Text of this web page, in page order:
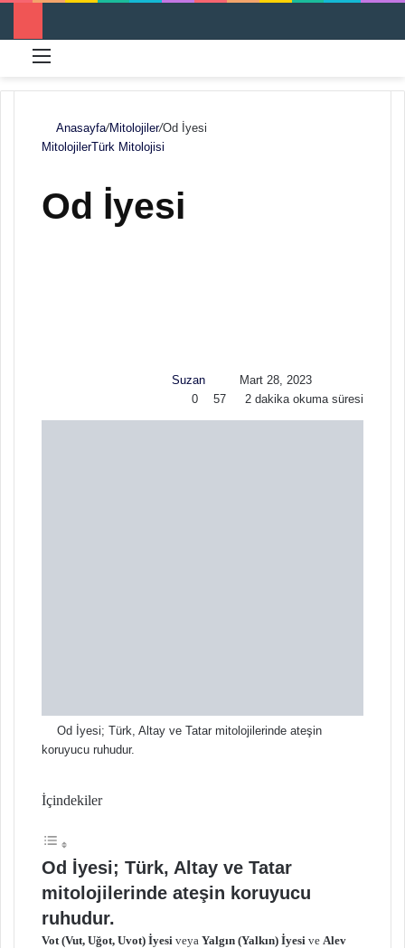
Anasayfa/Mitolojiler/Od İyesi
MitolojilerTürk Mitolojisi
Od İyesi
Suzan
n
X
o
s
t
Mart 28, 2023
0
57 2 dakika okuma süresi
Od İyesi; Türk, Altay ve Tatar mitolojilerinde ateşin
koruyucu ruhudur.
İçindekiler
Od İyesi; Türk, Altay ve Tatar
mitolojilerinde ateşin koruyucu
ruhudur.
Vot (Vut, Uğot, Uvot) İyesi veya Yalgın (Yalkın) İyesi ve Alev